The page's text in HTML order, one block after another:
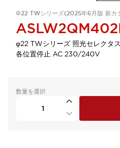
Φ22 TWシリーズ(2025年6月版 新カ
φ22 TWシリーズ 照光セレクタ
各位置停止 AC 230/240V
数量を選択